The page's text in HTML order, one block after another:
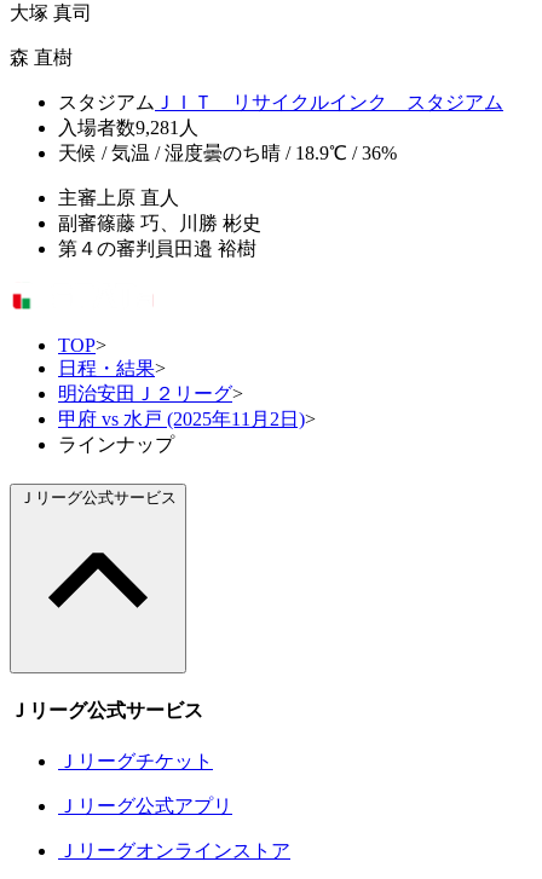
大塚 真司
森 直樹
スタジアム ＪＩＴ リサイクルインク スタジアム
入場者数9,281人
天候 / 気温 / 湿度曇のち晴 / 18.9℃ / 36%
主審 上原 直人
副審篠藤 巧、川勝 彬史
第４の審判員 田邉 裕樹
TOP>
日程・結果>
明治安田Ｊ２リーグ>
甲府 vs 水戸 (2025年11月2日)>
ラインナップ
Ｊリーグ公式サービス
Ｊリーグ公式サービス
Ｊリーグチケット
Ｊリーグ公式アプリ
Ｊリーグオンラインストア